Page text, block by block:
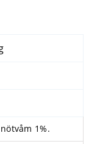
1%.